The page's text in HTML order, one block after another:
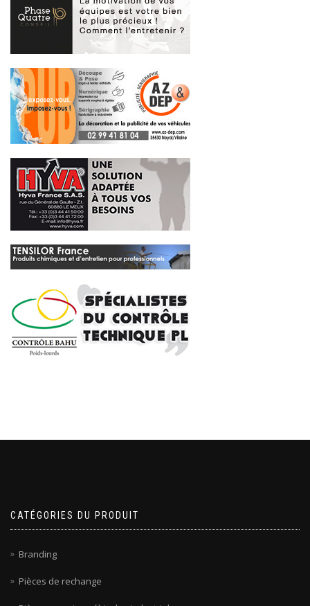
CATÉGORIES DU PRODUIT
Branding
Pièces de rechange